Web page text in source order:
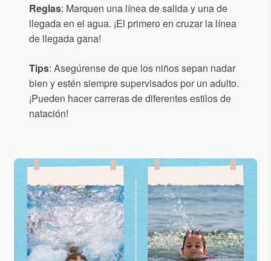
Reglas: Marquen una línea de salida y una de
llegada en el agua. ¡El primero en cruzar la línea
de llegada gana!
Tips: Asegúrense de que los niños sepan nadar
bien y estén siempre supervisados por un adulto.
¡Pueden hacer carreras de diferentes estilos de
natación!